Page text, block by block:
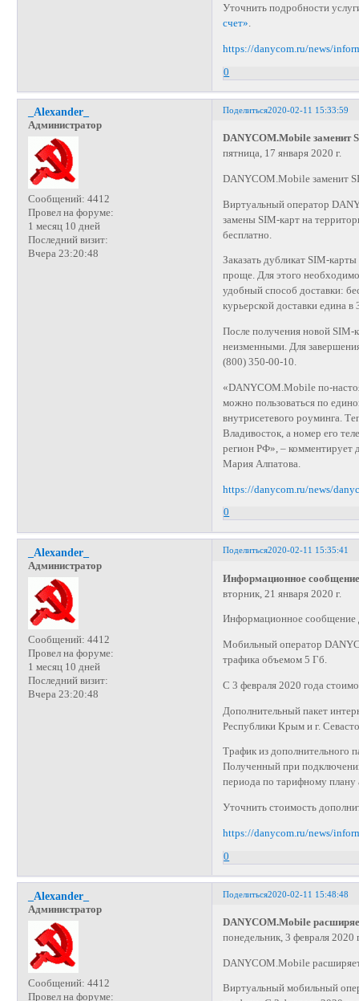
Уточнить подробности
счет».
https://danycom.ru/news/
0
Поделиться2020-02-11 15:33:59
_Alexander_
Администратор
Сообщений: 4412
Провел на форуме:
1 месяц 10 дней
Последний визит:
Вчера 23:20:48
DANYCOM.Mobile заменит
пятница, 17 января 2020 г.
DANYCOM.Mobile заменит
Виртуальный оператор
замены SIM-карт на
бесплатно.
Заказать дубликат SIM-
проще. Для этого
удобный способ доставки:
курьерской доставки едина
После получения новой SIM-
неизменными. Для
(800) 350-00-10.
«DANYCOM.Mobile по-
можно пользоваться по
внутрисетевого роуминга.
Владивосток, а номер его
регион РФ», – комментирует
Мария Алпатова.
https://danycom.ru/news/
0
Поделиться2020-02-11 15:35:41
_Alexander_
Администратор
Сообщений: 4412
Провел на форуме:
1 месяц 10 дней
Последний визит:
Вчера 23:20:48
Информационное
вторник, 21 января 2020 г.
Информационное сообщение
Мобильный оператор
трафика объемом 5 Гб.
С 3 февраля 2020 года
Дополнительный пакет
Республики Крым и г.
Трафик из дополнительного
Полученный при
периода по тарифному плану
Уточнить стоимость
https://danycom.ru/news/
0
Поделиться2020-02-11 15:48:48
_Alexander_
Администратор
Сообщений: 4412
Провел на форуме:
DANYCOM.Mobile
понедельник, 3 февраля 2020
DANYCOM.Mobile
Виртуальный мобильный